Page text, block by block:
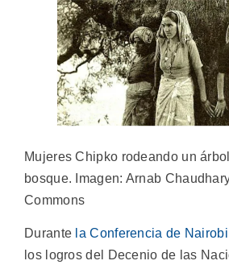
Mujeres Chipko rodeando un
bosque. Imagen: Arnab
Commons
Durante la Conferencia de
los logros del Decenio de las